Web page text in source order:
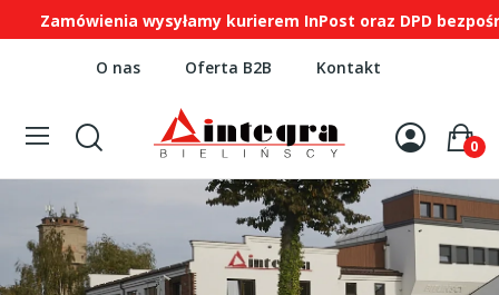
Zamówienia wysyłamy kurierem InPost oraz DPD
O nas Oferta B2B Kontakt
0